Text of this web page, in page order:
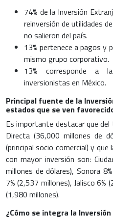
74% de la Inversión
reinversión de utilidades
no salieron del país.
13% pertenece a pagos y
mismo grupo corporativo.
13% corresponde a
inversionistas en México.
Principal fuente de la
estados que se ven
Es importante destacar que
Directa (36,000 millones de
(principal socio comercial) y
con mayor inversión son:
millones de dólares), Sonora
7% (2,537 millones), Jalisco 6%
(1,980 millones).
¿Cómo se integra la